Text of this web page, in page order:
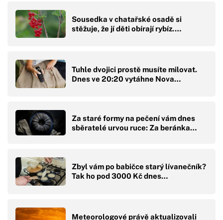
Sousedka v chatařské osadě si
stěžuje, že jí děti obírají rybíz.…
Tuhle dvojici prostě musíte milovat.
Dnes ve 20:20 vytáhne Nova…
Za staré formy na pečení vám dnes
sběratelé urvou ruce: Za beránka…
Zbyl vám po babičce starý lívanečník?
Tak ho pod 3000 Kč dnes…
Meteorologové právě aktualizovali